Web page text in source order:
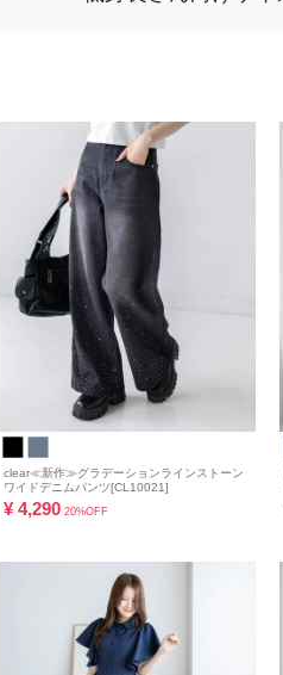
clear≪新作≫グラデーションラインストーン
ワイドデニムパンツ[CL10021]
¥ 4,290 20%OFF